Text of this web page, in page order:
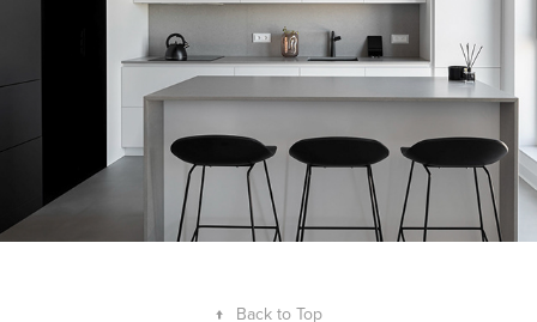
Geberit
↑ Back to Top